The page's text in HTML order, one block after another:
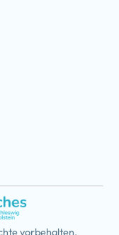
vorbehalten.